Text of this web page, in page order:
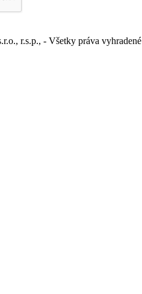
r.s.p., - Všetky práva vyhradené